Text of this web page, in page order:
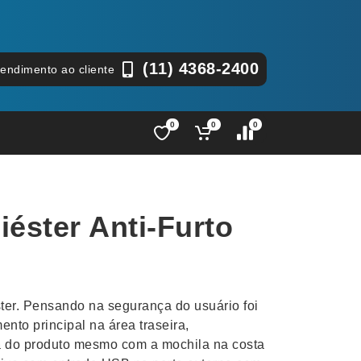
ao cliente (11) 4368-2400
Luminárias
Linha Ecológica
Malas Mochilas Bolsas
Microfones
Moda e Estilo
0 0 0
Anti-Furto
Pensando na segurança do usuário foi
principal na área traseira,
produto mesmo com a mochila na costa